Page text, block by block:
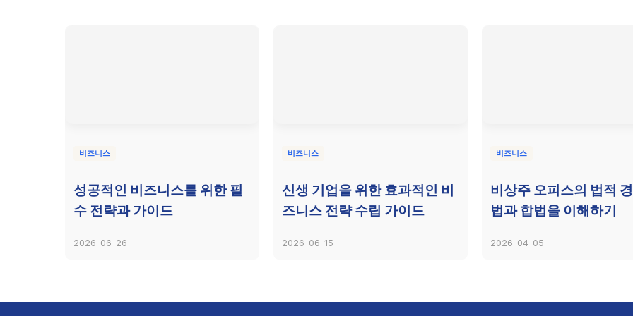
비즈니스
성공적인 비즈니스를 위한 필
수 전략과 가이드
2026-06-26
비즈니스
신생 기업을 위한 효과적인 비
즈니스 전략 수립 가이드
2026-06-15
비즈니스
비상주 오피스의 법적
법과 합법을 이해하기
2026-04-05